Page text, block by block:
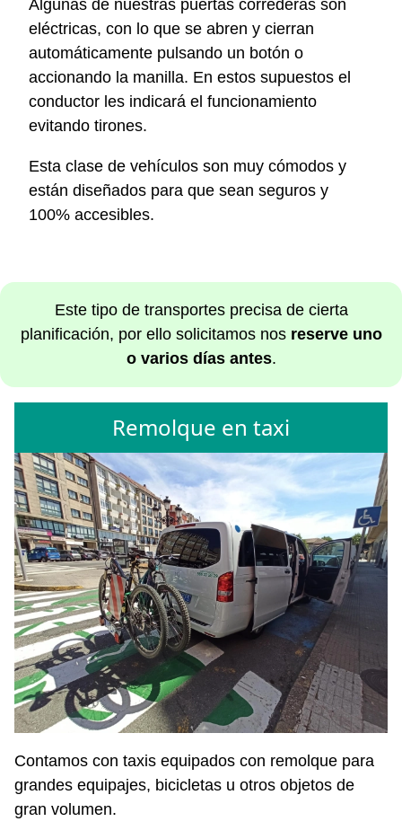
Algunas de nuestras puertas correderas son
eléctricas, con lo que se abren y cierran
automáticamente pulsando un botón o
accionando la manilla. En estos supuestos el
conductor les indicará el funcionamiento
evitando tirones.
Esta clase de vehículos son muy cómodos y
están diseñados para que sean seguros y
100% accesibles.
Este tipo de transportes precisa de cierta
planificación, por ello solicitamos nos reserve uno
o varios días antes.
Remolque en taxi
Contamos con taxis equipados con remolque para
grandes equipajes, bicicletas u otros objetos de
gran volumen.